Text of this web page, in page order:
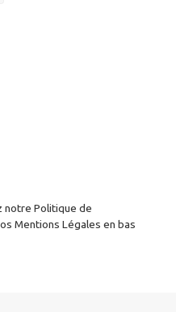
notre Politique de
Mentions Légales en bas